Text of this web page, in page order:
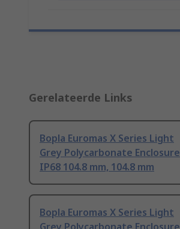
Gerelateerde Links
Bopla Euromas X Series Light
Grey Polycarbonate Enclosure
IP68 104.8 mm, 104.8 mm
Bopla Euromas X Series Light